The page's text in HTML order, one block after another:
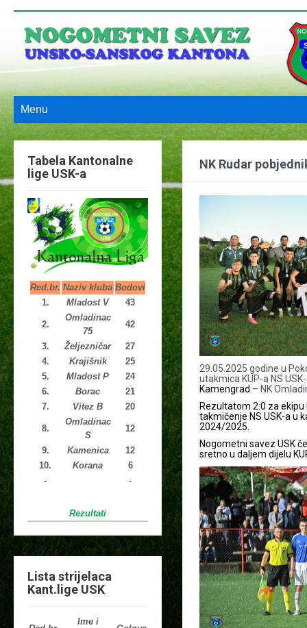
Menu
Tabela Kantonalne
lige USK-a
Red.br. Naziv kluba Bodovi
1.
Mladost V 43
2.
Omladinac
75
42
3. Željezničar
27
4.
Krajišnik
25
5.
Mladost P
24
6.
Borac
21
7.
Vitez B 20
8.
Omladinac
S
12
9. Kamenica
12
10.
Korana
6
-
-
Rezultati
Lista strijelaca
Kant.lige USK
Ime i
NK Rudar
29.05.2025 godine u
utakmica KUP-a NS
Kamengrad – NK
Rezultatom 2:0 za ekipu
takmičenje NS USK-a u
2024/2025.
Nogometni savez USK
sretno u daljem dijelu